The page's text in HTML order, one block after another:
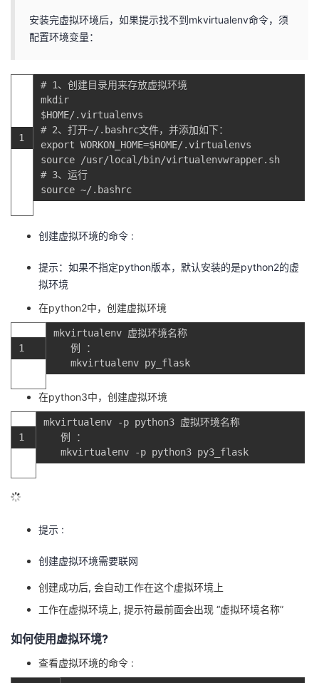
安装完虚拟环境后，如果提示找不到mkvirtualenv命令，须
配置环境变量：
1
# 1、创建目录用来存放虚拟环境
mkdir
$HOME/. virtualenvs
# 2、打开~/.bashrc文件，并添加如下：
export WORKON_HOME=$HOME/. virtualenvs
source
/usr/local /bin/virtualenvwrapper. sh
# 3、运行
source ~/. bashrc
创建虚拟环境的命令 :
提示：如果不指定python版本，默认安装的是python2的虚
拟环境
在python2中，创建虚拟环境
1
mkvirtualenv 虚拟环境名称
例
：
mkvirtualenv py_flask
在python3中，创建虚拟环境
1
mkvirtualenv -p python3 虚拟环境名称
例
：
mkvirtualenv
-p python3 py3_flask
提示 :
创建虚拟环境需要联网
创建成功后, 会自动工作在这个虚拟环境上
工作在虚拟环境上, 提示符最前面会出现 “虚拟环境名称”
如何使用虚拟环境?
查看虚拟环境的命令 :